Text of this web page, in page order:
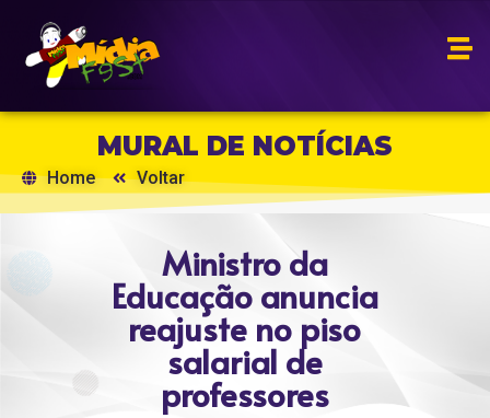
MURAL DE NOTÍCIAS
Home Voltar
Ministro da
Educação anuncia
reajuste no piso
salarial de
professores